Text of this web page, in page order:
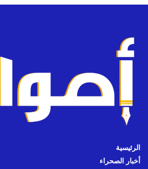
الرئيسية
أخبار الصحراء